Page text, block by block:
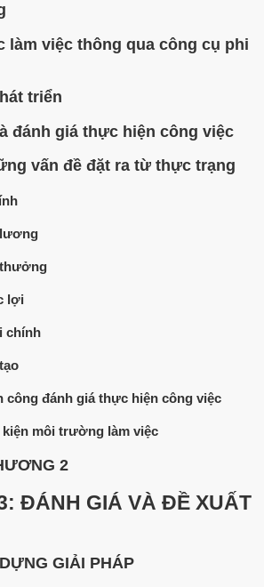
làm việc thông qua công cụ phi
triển
đánh giá thực hiện công việc
vấn đề đặt ra từ thực trạng
lương
thưởng
lợi
chính
công đánh giá thực hiện công việc
kiện môi trường làm việc
2
ĐÁNH GIÁ VÀ ĐỀ XUẤT
GIẢI PHÁP